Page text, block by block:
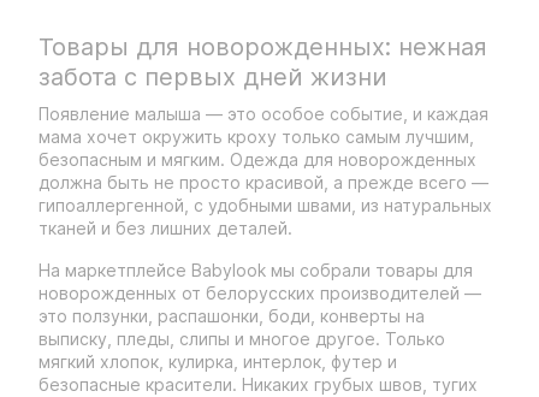
Товары для новорожденных: нежная
забота с первых дней жизни
Появление малыша — это особое событие, и каждая
мама хочет окружить кроху только самым лучшим,
безопасным и мягким. Одежда для новорожденных
должна быть не просто красивой, а прежде всего —
гипоаллергенной, с удобными швами, из натуральных
тканей и без лишних деталей.
На маркетплейсе Babylook мы собрали товары для
новорожденных от белорусских производителей —
это ползунки, распашонки, боди, конверты на
выписку, пледы, слипы и многое другое. Только
мягкий хлопок, кулирка, интерлок, футер и
безопасные красители. Никаких грубых швов, тугих